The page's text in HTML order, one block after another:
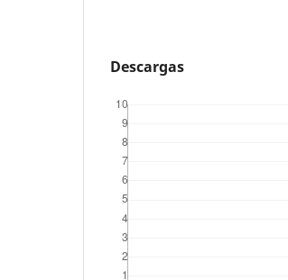
Descargas